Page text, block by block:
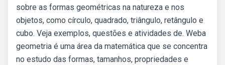
sobre as formas geométricas na natureza e nos
objetos, como círculo, quadrado, triângulo, retângulo e
cubo. Veja exemplos, questões e atividades de. Weba
geometria é uma área da matemática que se concentra
no estudo das formas, tamanhos, propriedades e